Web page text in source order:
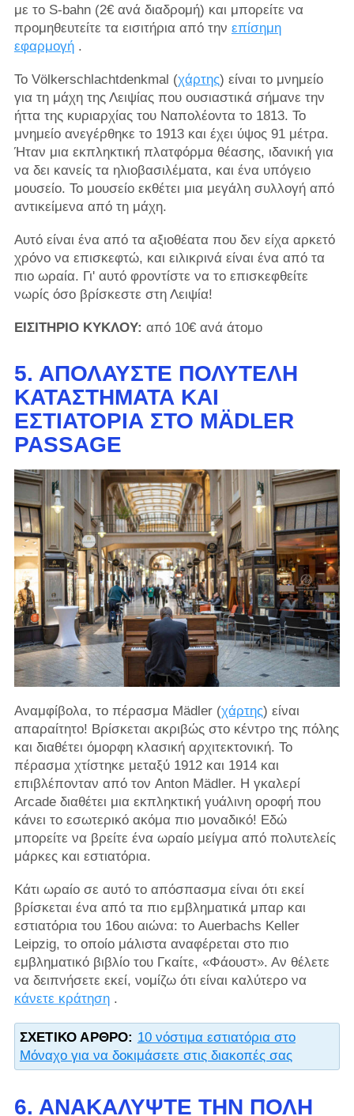
με το S-bahn (2€ ανά διαδρομή) και μπορείτε να
προμηθευτείτε τα εισιτήρια από την επίσημη
εφαρμογή.
Το Völkerschlachtdenkmal (χάρτης) είναι το μνημείο
για τη μάχη της Λειψίας που ουσιαστικά σήμανε την
ήττα της κυριαρχίας του Ναπολέοντα το 1813. Το
μνημείο ανεγέρθηκε το 1913 και έχει ύψος 91 μέτρα.
Ήταν μια εκπληκτική πλατφόρμα θέασης, ιδανική για
να δει κανείς τα ηλιοβασιλέματα, και ένα υπόγειο
μουσείο. Το μουσείο εκθέτει μια μεγάλη συλλογή από
αντικείμενα από τη μάχη.
Αυτό είναι ένα από τα αξιοθέατα που δεν είχα αρκετό
χρόνο να επισκεφτώ, και ειλικρινά είναι ένα από τα
πιο ωραία. Γι' αυτό φροντίστε να το επισκεφθείτε
νωρίς όσο βρίσκεστε στη Λειψία!
ΕΙΣΙΤΗΡΙΟ ΚΥΚΛΟΥ: από 10€ ανά άτομο
5. ΑΠΟΛΑΎΣΤΕ ΠΟΛΥΤΕΛΉ
ΚΑΤΑΣΤΉΜΑΤΑ ΚΑΙ
ΕΣΤΙΑΤΌΡΙΑ ΣΤΟ MÄDLER
PASSAGE
Αναμφίβολα, το πέρασμα Mädler (χάρτης) είναι
απαραίτητο! Βρίσκεται ακριβώς στο κέντρο της πόλης
και διαθέτει όμορφη κλασική αρχιτεκτονική. Το
πέρασμα χτίστηκε μεταξύ 1912 και 1914 και
επιβλέπονταν από τον Anton Mädler. Η γκαλερί
Arcade διαθέτει μια εκπληκτική γυάλινη οροφή που
κάνει το εσωτερικό ακόμα πιο μοναδικό! Εδώ
μπορείτε να βρείτε ένα ωραίο μείγμα από πολυτελείς
μάρκες και εστιατόρια.
Κάτι ωραίο σε αυτό το απόσπασμα είναι ότι εκεί
βρίσκεται ένα από τα πιο εμβληματικά μπαρ και
εστιατόρια του 16ου αιώνα: το Auerbachs Keller
Leipzig, το οποίο μάλιστα αναφέρεται στο πιο
εμβληματικό βιβλίο του Γκαίτε, «Φάουστ». Αν θέλετε
να δειπνήσετε εκεί, νομίζω ότι είναι καλύτερο να
κάνετε κράτηση.
ΣΧΕΤΙΚΌ ΆΡΘΡΟ: 10 νόστιμα εστιατόρια στο
Μόναχο για να δοκιμάσετε στις διακοπές σας
6. ΑΝΑΚΑΛΎΨΤΕ ΤΗΝ ΠΌΛΗ